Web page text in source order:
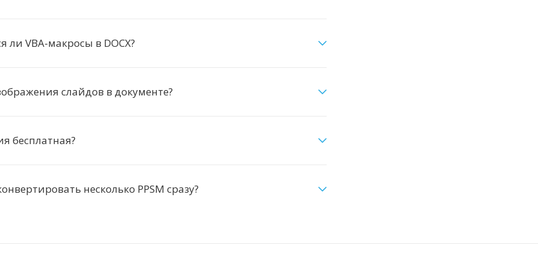
ли VBA-макросы в DOCX?
слайдов в документе?
бесплатная?
несколько PPSM сразу?